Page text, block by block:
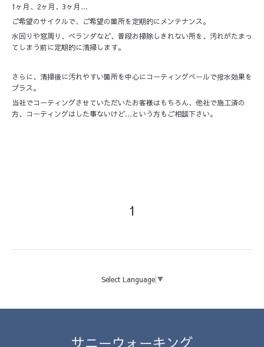
1ヶ月、2ヶ月、3ヶ月…
ご希望のサイクルで、ご希望の箇所を定期的にメンテナンス。
水回りや窓周り、ベランダなど、普段お掃除しきれない所を、汚れがたまっ
てしまう前に定期的に清掃します。
さらに、清掃後に汚れやすい箇所を中心にコーティングベールで撥水効果を
プラス。
当社でコーティングさせていただいたお客様はもちろん、他社で施工済の
方、コーティングはした事ないけど…という方もご相談下さい。
1
Select Language ▼
サニーウォーキング